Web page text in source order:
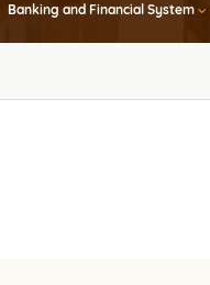
Banking and Financial System